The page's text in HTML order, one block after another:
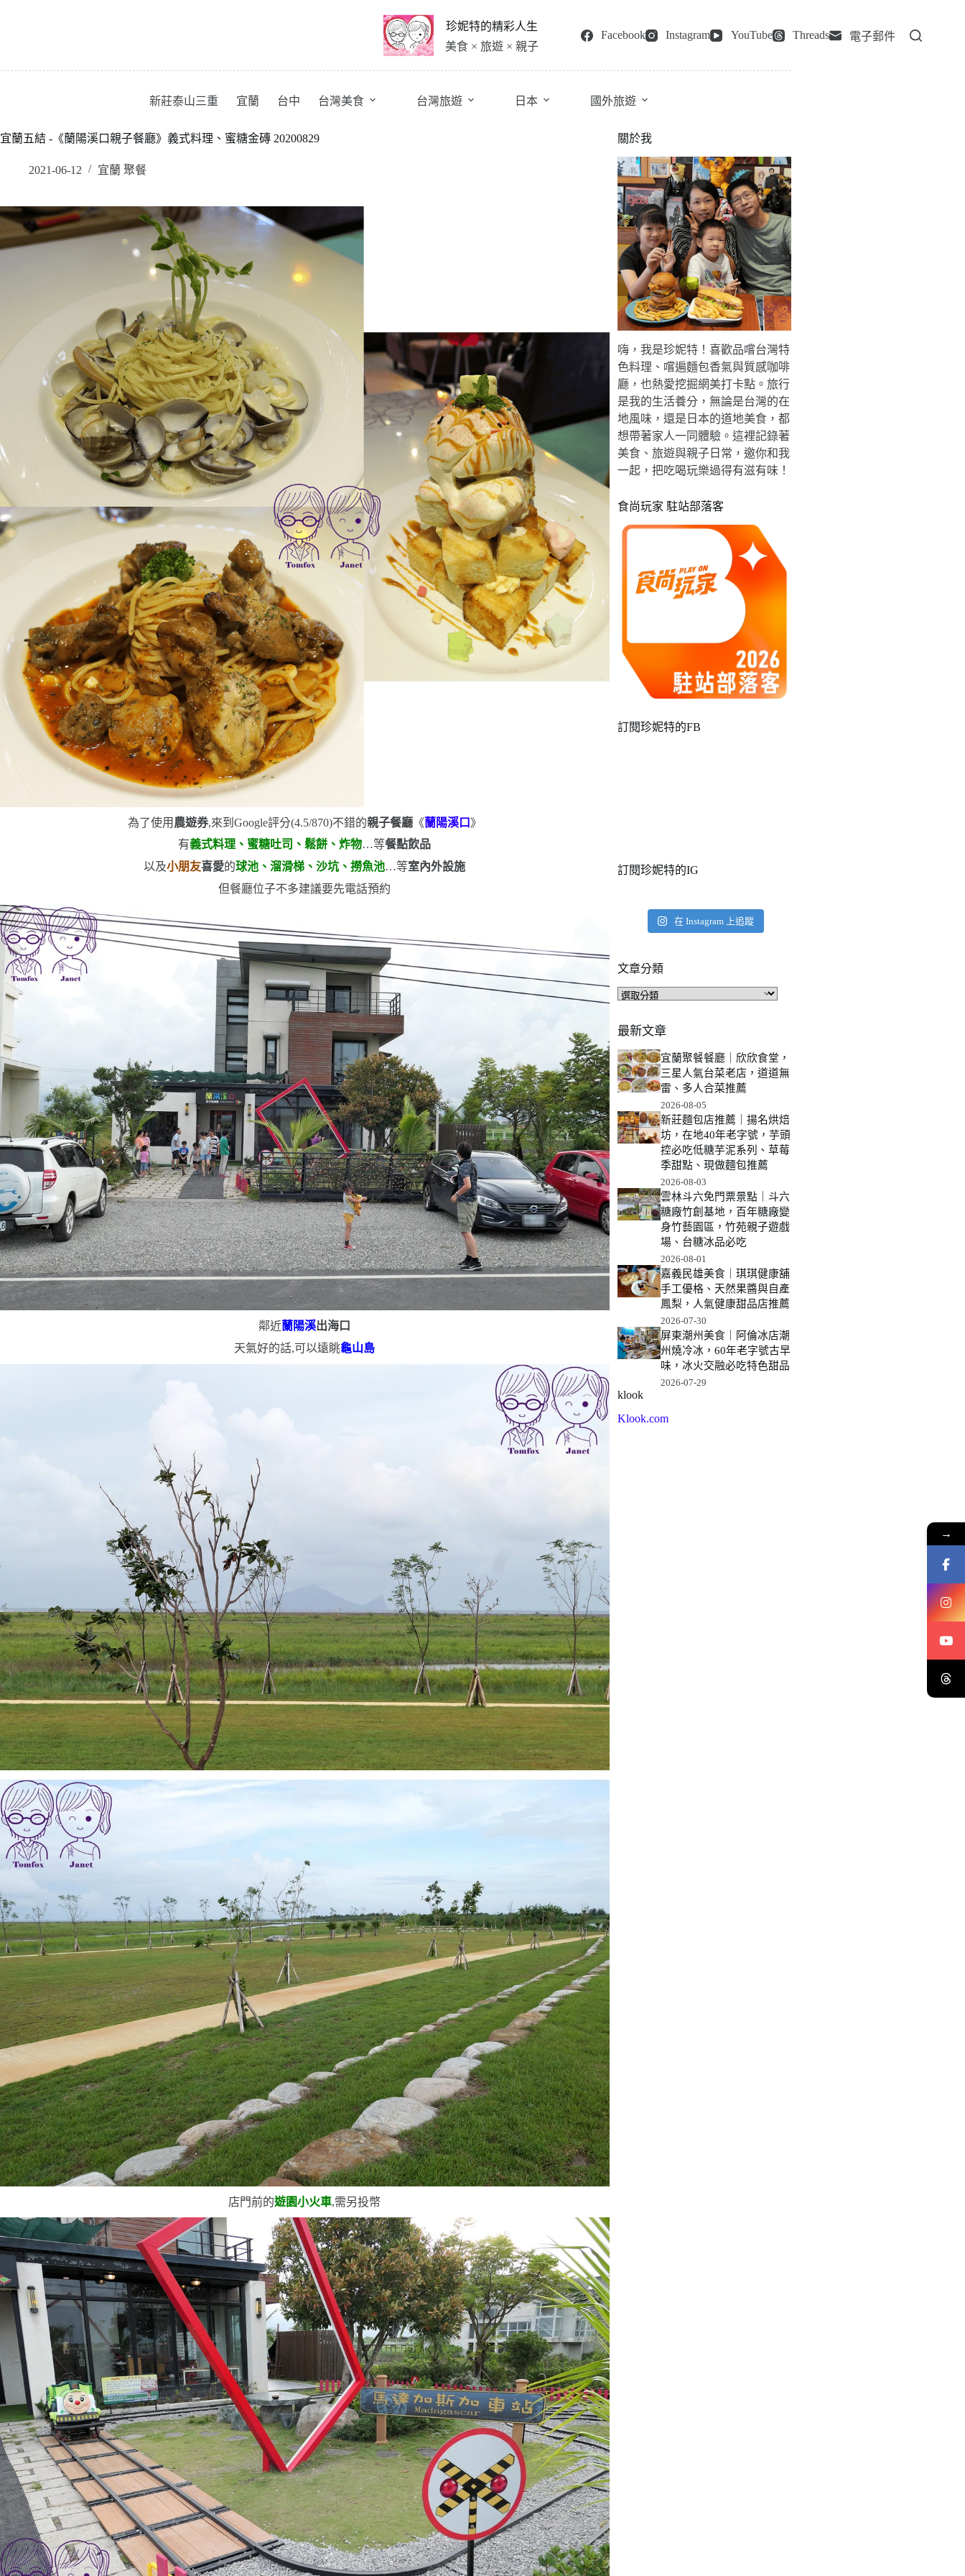
珍妮特的精彩人生
美食 × 旅遊 × 親子
Facebook Instagram YouTube Threads 電子郵件
新莊泰山三重 宜蘭 台中 台灣美食 台灣旅遊 日本 國外旅遊
宜蘭五結 -《蘭陽溪口親子餐廳》義式料理、蜜糖金磚 20200829
2021-06-12 宜蘭 聚餐
為了使用 農遊券,來到 Google評分(4.5/870)不錯的親子餐廳《蘭陽溪口 》
有義式料理、蜜糖吐司、鬆餅、炸物…等餐點飲品
以及小朋友喜愛的球池、溜滑梯、沙坑、撈魚池…等室內外設施
但餐廳位子不多建議要先電話預約
鄰近蘭陽溪出海口
天氣好的話,可以遠眺龜山島
店門前的遊園小火車,需另投幣
關於我
嗨，我是珍妮特！喜歡品嚐台灣特
色料理、嚐遍麵包香氣與質感咖啡
廳，也熱愛挖掘網美打卡點。旅行
是我的生活養分，無論是台灣的在
地風味，還是日本的道地美食，都
想帶著家人一同體驗。這裡記錄著
美食、旅遊與親子日常，邀你和我
一起，把吃喝玩樂過得有滋有味！
食尚玩家 駐站部落客
訂閱珍妮特的FB
訂閱珍妮特的IG
在 Instagram 上追蹤
文章分類
文
分
類
最新文章
宜蘭聚餐餐廳｜欣欣食堂，
三星人氣台菜老店，道道無
雷、多人合菜推薦
2026-08-05
新莊麵包店推薦｜揚名烘焙
坊，在地40年老字號，芋頭
控必吃低糖芋泥系列、草莓
季甜點、現做麵包推薦
2026-08-03
雲林斗六免門票景點｜斗六
糖廠竹創基地，百年糖廠變
身竹藝園區，竹苑親子遊戲
場、台糖冰品必吃
2026-08-01
嘉義民雄美食｜琪琪健康舖
手工優格、天然果醬與自產
鳳梨，人氣健康甜品店推薦
2026-07-30
屏東潮州美食｜阿倫冰店潮
州燒冷冰，60年老字號古早
味，冰火交融必吃特色甜品
2026-07-29
klook
Klook.com
→